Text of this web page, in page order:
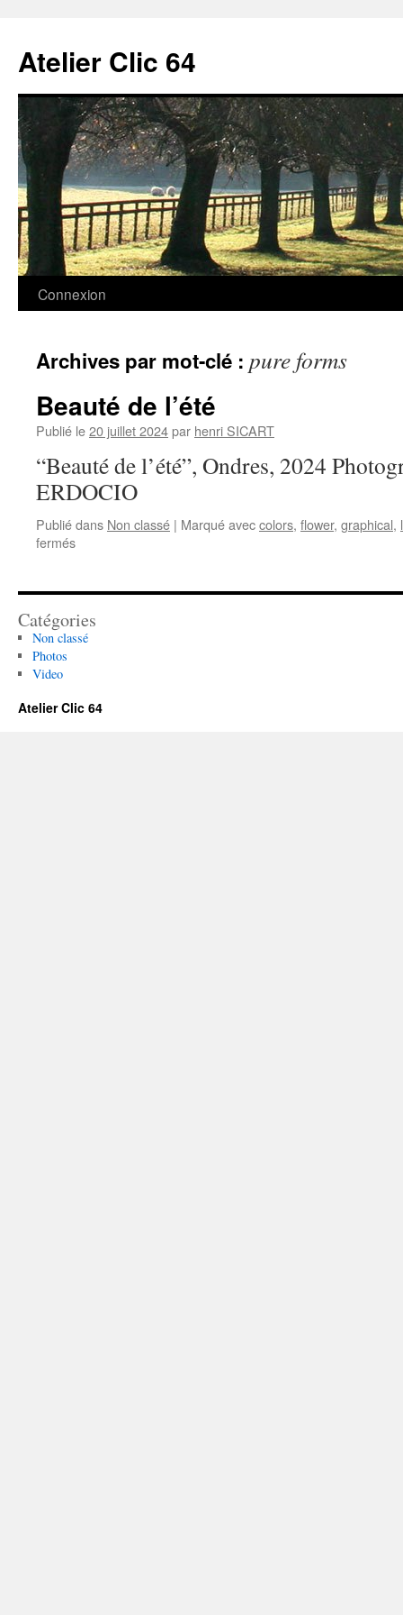
contenu
Atelier Clic 64
Connexion
Archives par mot-clé : pure forms
Beauté de l’été
Publié le20 juillet 2024par henri SICART
“Beauté de l’été”, Ondres, 2024
ERDOCIO
Publié dans Non classé | Marqué aveccolors, flower, graphical,
ferméssur
l’été
Catégories
Non classé
Photos
Video
Atelier Clic 64